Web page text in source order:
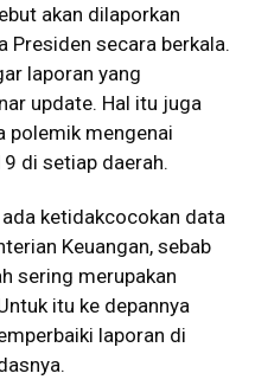
akan dilaporkan
Presiden secara berkala.
laporan yang
update. Hal itu juga
polemik mengenai
di setiap daerah.
ketidakcocokan data
Keuangan, sebab
sering merupakan
itu ke depannya
laporan di